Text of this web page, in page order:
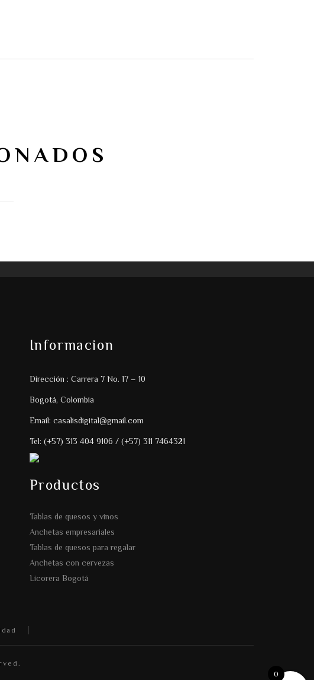
Informacion
Dirección : Carrera 7 No. 17 – 10
Bogotá, Colombia
Email: casalisdigital@gmail.com
Tel: (+57) 313 404 9106 / (+57) 311 7464321
Productos
Tablas de quesos y vinos
Anchetas empresariales
Tablas de quesos para regalar
Anchetas con cervezas
Licorera Bogotá
0